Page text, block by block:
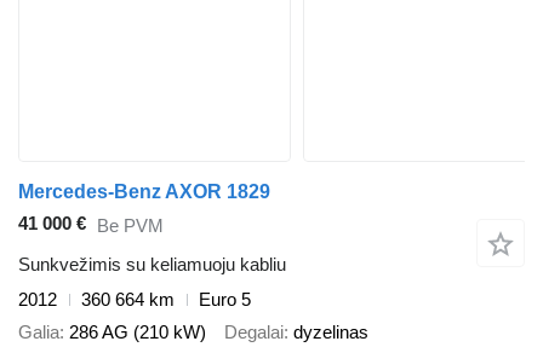
Mercedes-Benz AXOR 1829
41 000 € Be PVM
Sunkvežimis su keliamuoju kabliu
2012
360 664 km
Euro 5
Galia 286 AG (210 kW) Degalai dyzelinas